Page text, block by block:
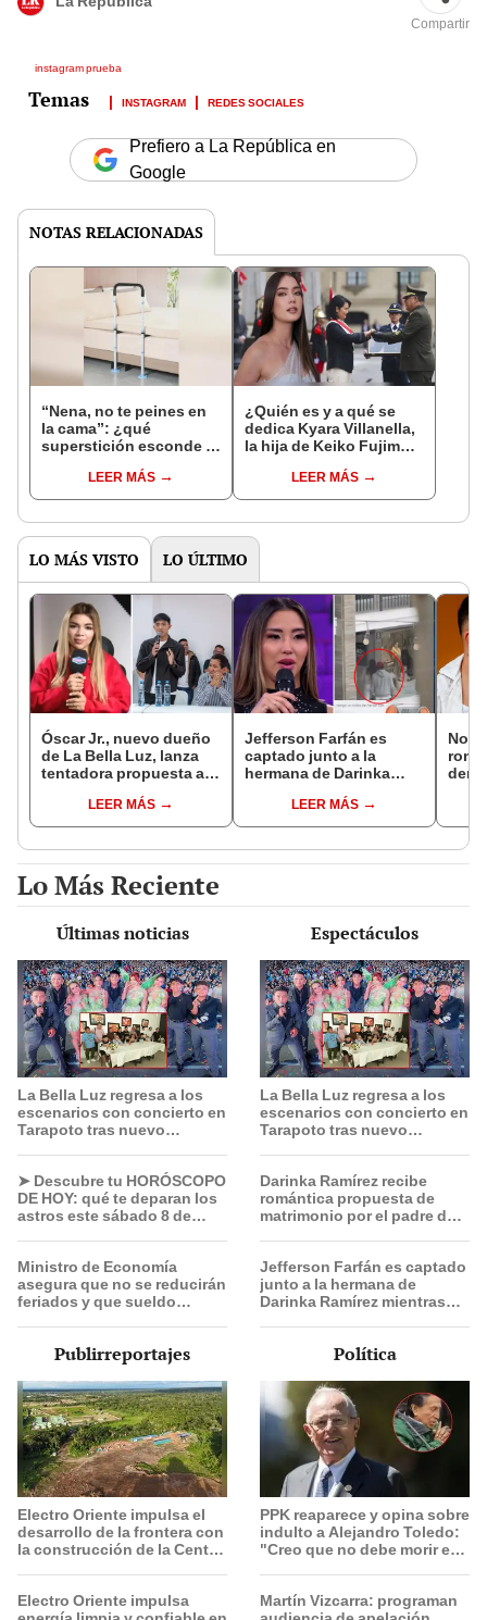
Compartir
instagram prueba
INSTAGRAM REDES SOCIALES
Prefiero a La República en
Google
NOTAS RELACIONADAS
“Nena, no te peines en
la cama”: ¿qué
superstición esconde la
Enanitos Verdes?
LEER MÁS
¿Quién es y a qué se
dedica Kyara Villanella,
la hija de Keiko Fujimori
nivel nacional?
LEER MÁS
LO MÁS VISTO LO ÚLTIMO
Óscar Jr., nuevo dueño
de La Bella Luz, lanza
tentadora propuesta a
denuncia por
tocamientos: “Va a
LEER MÁS
Jefferson Farfán es
captado junto a la
hermana de Darinka
Kanashiro trabajaba: “Él
tiene sus…”
LEER MÁS
Lo Más Reciente
Últimas noticias
La Bella Luz regresa a los
escenarios con concierto en
Tarapoto tras nuevo
➤ Descubre tu HORÓSCOPO
DE HOY: qué te deparan los
astros este sábado 8 de
Ministro de Economía
asegura que no se reducirán
feriados y que sueldo
Espectáculos
La Bella Luz regresa a los
escenarios con concierto en
Tarapoto tras nuevo
Darinka Ramírez recibe
romántica propuesta de
matrimonio por el padre de
felicidad"
Jefferson Farfán es captado
junto a la hermana de
Darinka Ramírez mientras
Publirreportajes
Electro Oriente impulsa el
desarrollo de la frontera con
la construcción de la Central
Electro Oriente impulsa
Política
PPK reaparece y opina sobre
indulto a Alejandro Toledo:
"Creo que no debe morir en
Martín Vizcarra: programan